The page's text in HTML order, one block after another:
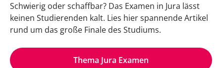
Schwierig oder schaffbar? Das Examen in Jura lässt
keinen Studierenden kalt. Lies hier spannende Artikel
rund um das große Finale des Studiums.
Thema Jura Examen